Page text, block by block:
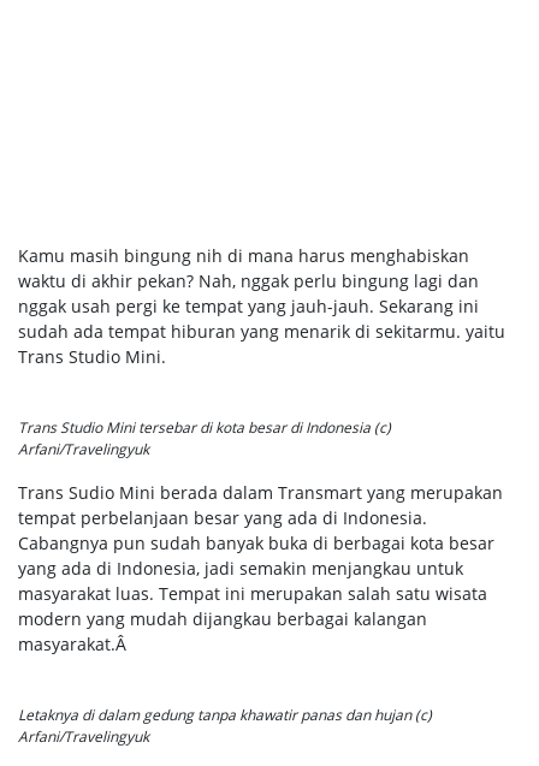
Kamu masih bingung nih di mana harus menghabiskan
waktu di akhir pekan? Nah, nggak perlu bingung lagi dan
nggak usah pergi ke tempat yang jauh-jauh. Sekarang ini
sudah ada tempat hiburan yang menarik di sekitarmu. yaitu
Trans Studio Mini.
Trans Studio Mini tersebar di kota besar di Indonesia (c)
Arfani/Travelingyuk
Trans Sudio Mini berada dalam Transmart yang merupakan
tempat perbelanjaan besar yang ada di Indonesia.
Cabangnya pun sudah banyak buka di berbagai kota besar
yang ada di Indonesia, jadi semakin menjangkau untuk
masyarakat luas. Tempat ini merupakan salah satu wisata
modern yang mudah dijangkau berbagai kalangan
masyarakat.Â
Letaknya di dalam gedung tanpa khawatir panas dan hujan (c)
Arfani/Travelingyuk